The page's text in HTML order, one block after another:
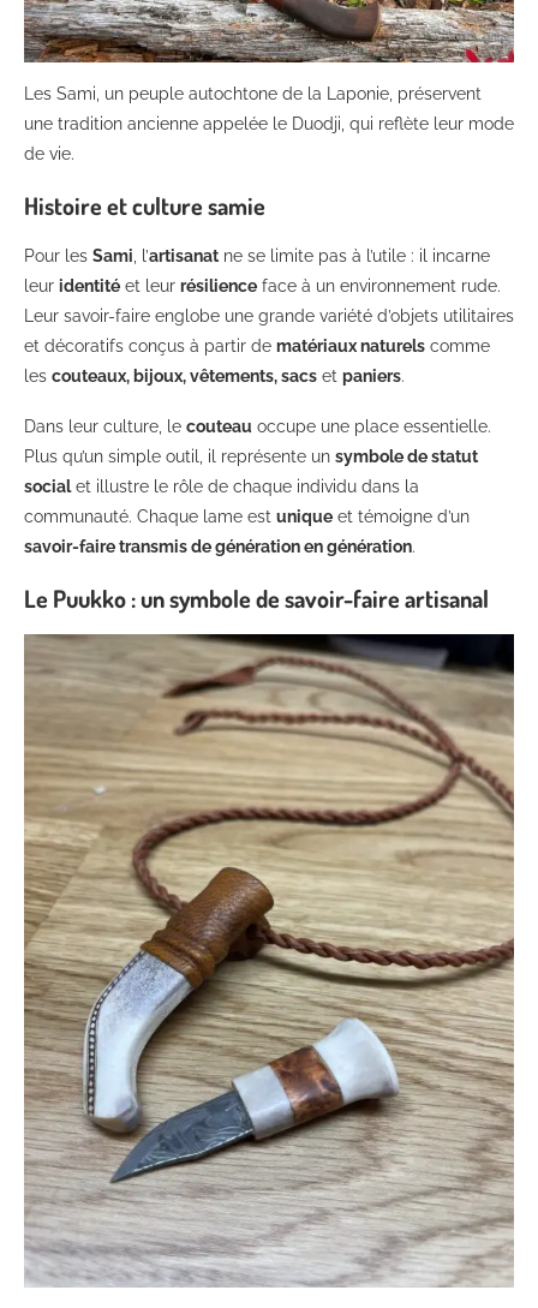
Les Sami, un peuple autochtone de la Laponie, préservent
une tradition ancienne appelée le Duodji, qui reflète leur mode
de vie.
Histoire et culture samie
Pour les Sami, l’artisanat ne se limite pas à l’utile : il incarne
leur identité et leur résilience face à un environnement rude.
Leur savoir-faire englobe une grande variété d’objets utilitaires
et décoratifs conçus à partir de matériaux naturels comme
les couteaux, bijoux, vêtements, sacs et paniers.
Dans leur culture, le couteau occupe une place essentielle.
Plus qu’un simple outil, il représente un symbole de statut
socialet illustre le rôle de chaque individu dans la
communauté. Chaque lame est unique et témoigne d’un
savoir-faire transmis de génération en génération.
Le Puukko : un symbole de savoir-faire artisanal